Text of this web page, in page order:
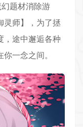
题材消除游
灵师】，为了拯
，途中邂逅各种
一念之间。